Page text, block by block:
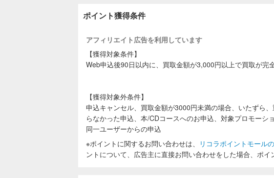
ポイント獲得条件
アフィリエイト広告を利用しています
【獲得対象条件】
Web申込後90日以内に、買取金額が3,000円以上で買取が完
【獲得対象外条件】
申込キャンセル、買取金額が3000円未満の場合、いたずら
らなかった申込、本/CDコースへのお申込、対象プロモーシ
同一ユーザーからの申込
※ポイントに関するお問い合わせは、
リコラポイントモール
ントについて、広告主に直接お問い合わせをした場合、ポイ